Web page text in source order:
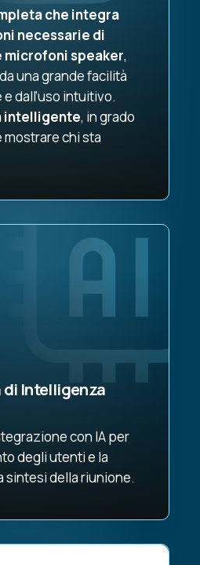
che integra
necessarie di
microfoni speaker,
una grande facilità
dall’uso intuitivo.
intelligente, in grado
mostrare chi sta
Intelligenza
con IA per
degli utenti e la
sintesi della riunione.